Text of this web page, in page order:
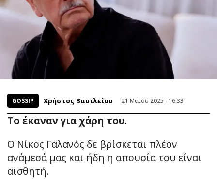
GOSSIP Χρήστος Βασιλείου 21 Μαΐου 2025 - 16:33
Το έκαναν για χάρη του.
Ο Νίκος Γαλανός δε βρίσκεται πλέον
ανάμεσά μας και ήδη η απουσία του είναι
αισθητή.